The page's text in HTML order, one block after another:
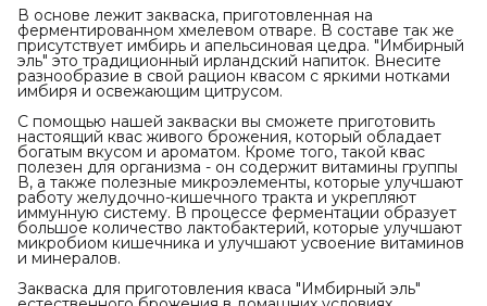
В основе лежит закваска, приготовленная на
ферментированном хмелевом отваре. В составе так же
присутствует имбирь и апельсиновая цедра. "Имбирный
эль" это традиционный ирландский напиток. Внесите
разнообразие в свой рацион квасом с яркими нотками
имбиря и освежающим цитрусом.
С помощью нашей закваски вы сможете приготовить
настоящий квас живого брожения, который обладает
богатым вкусом и ароматом. Кроме того, такой квас
полезен для организма - он содержит витамины группы
В, а также полезные микроэлементы, которые улучшают
работу желудочно-кишечного тракта и укрепляют
иммунную систему. В процессе ферментации образует
большое количество лактобактерий, которые улучшают
микробиом кишечника и улучшают усвоение витаминов
и минералов.
Закваска для приготовления кваса "Имбирный эль"